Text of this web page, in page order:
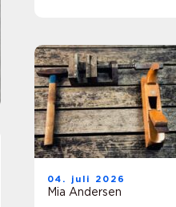
04. juli 2026
Mia Andersen